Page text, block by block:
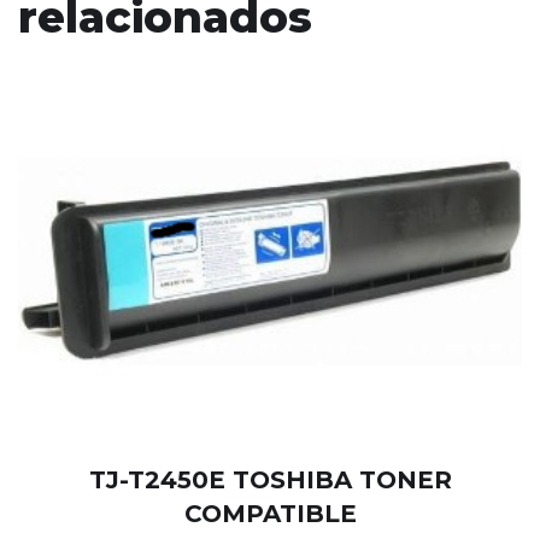
relacionados
TJ-T2450E TOSHIBA TONER
COMPATIBLE